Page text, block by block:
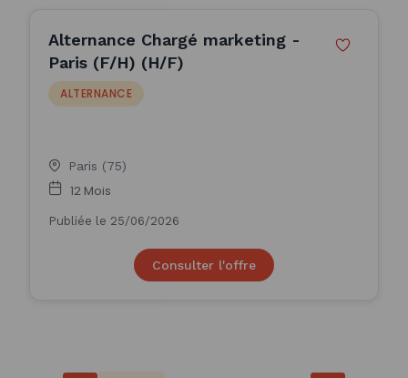
Alternance Chargé marketing -
Paris (F/H) (H/F)
ALTERNANCE
Paris (75)
12 Mois
Publiée le 25/06/2026
Consulter l'offre